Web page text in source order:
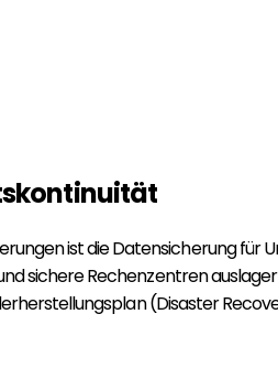
ist die Datensicherung für
sichere Rechenzentren
(Disaster